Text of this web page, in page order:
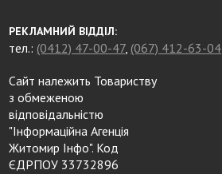
РЕКЛАМНИЙ ВІДДІЛ:
тел.: (0412) 47-00-47, (067) 412-63-04
Сайт належить Товариству
з обмеженою
відповідальністю
"Інформаційна Агенція
Житомир Інфо". Код
ЄДРПОУ 33732896